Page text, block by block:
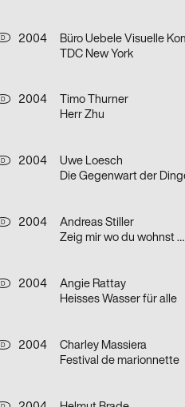
D
2004
Büro Uebele Visuelle
TDC New York
D
2004
Timo Thurner
Herr Zhu
D
2004
Uwe Loesch
Die Gegenwart der
D
2004
Andreas Stiller
D
2004
Angie Rattay
Heisses Wasser für alle
D
2004
Charley Massiera
Festival de marionnette